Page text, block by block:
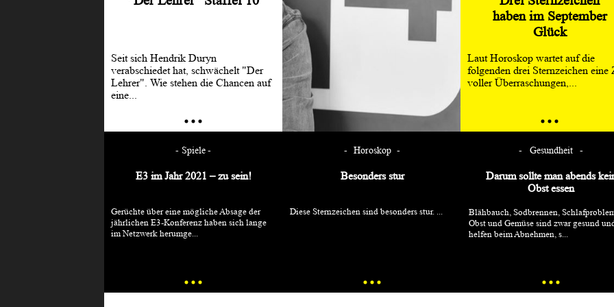
Seit sich Hendrik Duryn
verabschiedet hat, schwächelt "Der
Lehrer". Wie stehen die Chancen auf
eine...
haben im September
Glück
Laut Horoskop wartet auf die
folgenden drei Sternzeichen eine
voller Überraschungen,...
Spiele
E3 im Jahr 2021 – zu sein!
Gerüchte über eine mögliche Absage der
jährlichen E3-Konferenz haben sich lange
im Netzwerk herumge...
Horoskop
Besonders stur
Diese Sternzeichen sind besonders stur. ...
Gesundheit
Darum sollte man abends
Obst essen
Blähbauch, Sodbrennen,
Obst und Gemüse sind zwar gesund
helfen beim Abnehmen, s...